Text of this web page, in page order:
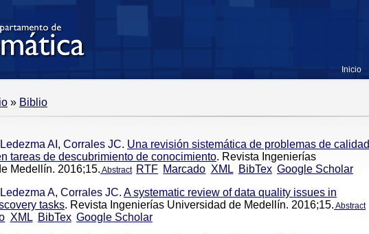
Inicio
» Biblio
Ledezma AI , Corrales JC. Una revisión sistemática de problemas de calidad
tareas de descubrimiento de conocimiento. Revista Ingenierías
Medellín. 2016;15. Abstract RTF Marcado XML BibTex Google Scholar
Ledezma A, Corrales JC. A systematic review of data quality issues in
tasks. Revista Ingenierías Universidad de Medellín. 2016;15. Abstract
XML BibTex Google Scholar